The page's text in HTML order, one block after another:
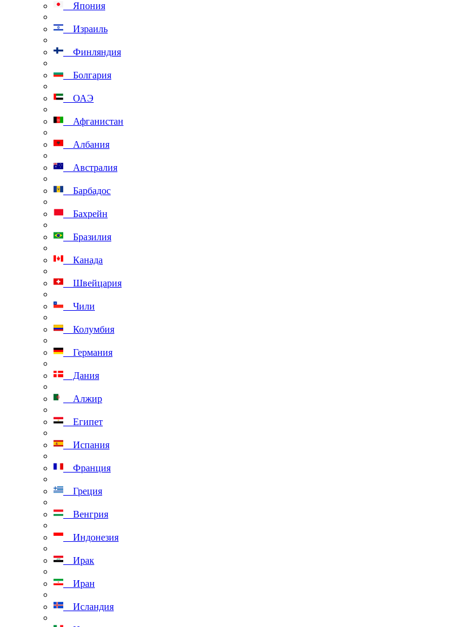
Япония
Израиль
Финляндия
Болгария
ОАЭ
Афганистан
Албания
Австралия
Барбадос
Бахрейн
Бразилия
Канада
Швейцария
Чили
Колумбия
Германия
Дания
Алжир
Египет
Испания
Франция
Греция
Венгрия
Индонезия
Ирак
Иран
Исландия